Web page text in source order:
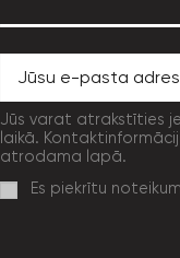
Jūs varat atrakstīties
laikā.
atrodama lapā.
Es piekrītu